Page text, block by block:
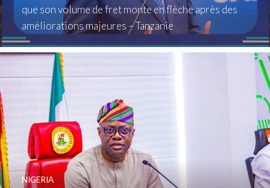
que son volume de fret monte en flèche après des
améliorations majeures – Tanzanie
NIGERIA